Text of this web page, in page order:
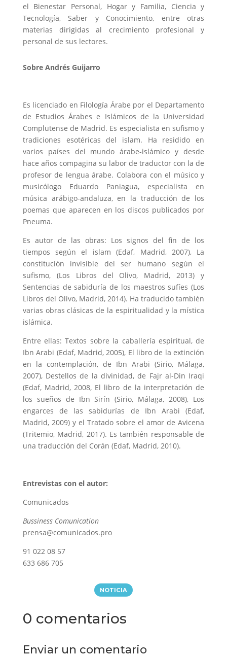
el Bienestar Personal, Hogar y Familia, Ciencia y
Tecnología, Saber y Conocimiento, entre otras
materias dirigidas al crecimiento profesional y
personal de sus lectores.
Sobre Andrés Guijarro
Es licenciado en Filología Árabe por el Departamento
de Estudios Árabes e Islámicos de la Universidad
Complutense de Madrid. Es especialista en sufismo y
tradiciones esotéricas del islam. Ha residido en
varios países del mundo árabe-islámico y desde
hace años compagina su labor de traductor con la de
profesor de lengua árabe. Colabora con el músico y
musicólogo Eduardo Paniagua, especialista en
música arábigo-andaluza, en la traducción de los
poemas que aparecen en los discos publicados por
Pneuma.
Es autor de las obras: Los signos del fin de los
tiempos según el islam (Edaf, Madrid, 2007), La
constitución invisible del ser humano según el
sufismo, (Los Libros del Olivo, Madrid, 2013) y
Sentencias de sabiduría de los maestros sufíes (Los
Libros del Olivo, Madrid, 2014). Ha traducido también
varias obras clásicas de la espiritualidad y la mística
islámica.
Entre ellas: Textos sobre la caballería espiritual, de
Ibn Arabi (Edaf, Madrid, 2005), El libro de la extinción
en la contemplación, de Ibn Arabi (Sirio, Málaga,
2007), Destellos de la divinidad, de Fajr al-Din Iraqi
(Edaf, Madrid, 2008, El libro de la interpretación de
los sueños de Ibn Sirín (Sirio, Málaga, 2008), Los
engarces de las sabidurías de Ibn Arabi (Edaf,
Madrid, 2009) y el Tratado sobre el amor de Avicena
(Tritemio, Madrid, 2017). Es también responsable de
una traducción del Corán (Edaf, Madrid, 2010).
Entrevistas con el autor:
Comunicados
Bussiness Comunication
prensa@comunicados.pro
91 022 08 57
633 686 705
NOTICIA
0 comentarios
Enviar un comentario